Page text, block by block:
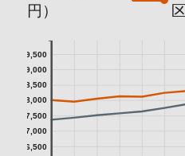
円）
区
6,500
7,000
7,500
8,000
8,500
9,000
9,500